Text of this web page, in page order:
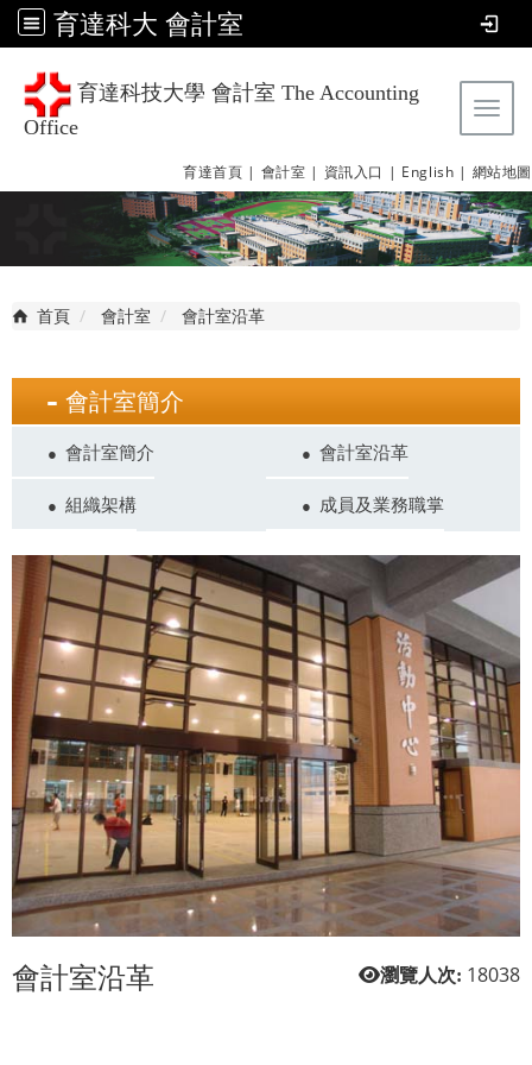
育達科大 會計室
育達科技大學 會計室 The Accounting
Office
育達首頁 | 會計室 | 資訊入口 | English | 網站地圖
首頁 會計室 會計室沿革
會計室簡介
會計室簡介 會計室沿革
組織架構 成員及業務職掌
瀏覽人次: 18038
會計室沿革